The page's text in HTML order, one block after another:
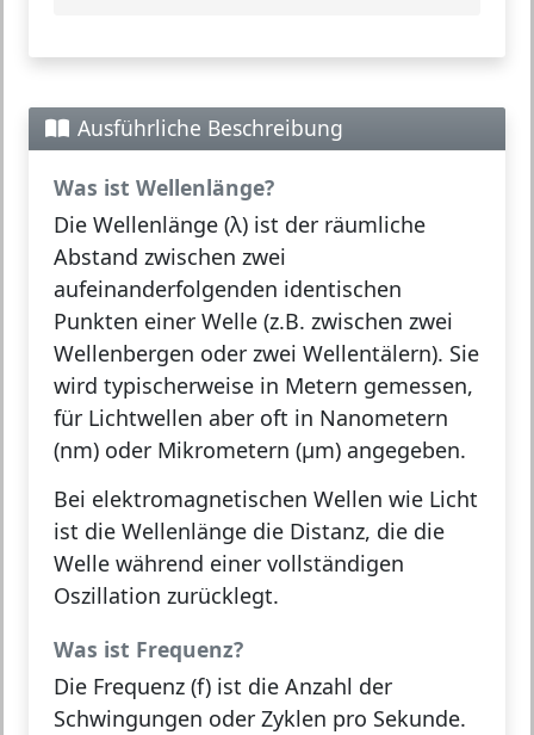
Ausführliche Beschreibung
Was ist Wellenlänge?
Die Wellenlänge (λ) ist der räumliche
Abstand zwischen zwei
aufeinanderfolgenden identischen
Punkten einer Welle (z.B. zwischen zwei
Wellenbergen oder zwei Wellentälern). Sie
wird typischerweise in Metern gemessen,
für Lichtwellen aber oft in Nanometern
(nm) oder Mikrometern (μm) angegeben.
Bei elektromagnetischen Wellen wie Licht
ist die Wellenlänge die Distanz, die die
Welle während einer vollständigen
Oszillation zurücklegt.
Was ist Frequenz?
Die Frequenz (f) ist die Anzahl der
Schwingungen oder Zyklen pro Sekunde.